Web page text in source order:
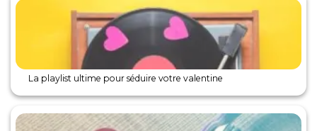
La playlist ultime pour séduire votre valentine